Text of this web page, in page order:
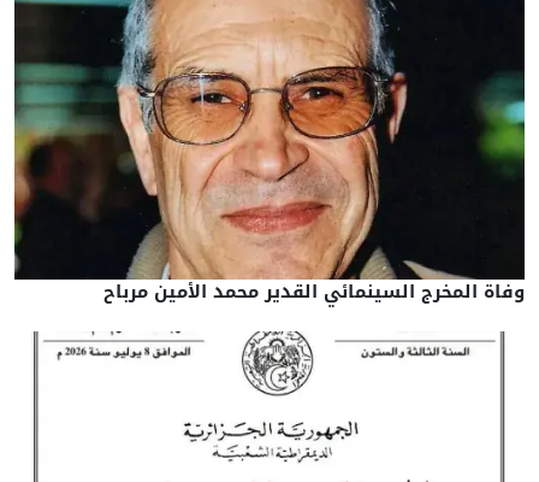
وفاة المخرج السينمائي القدير محمد الأمين مرباح